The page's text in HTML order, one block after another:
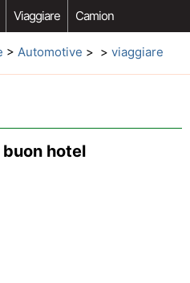
Viaggiare Camion
Car Opzioni Aftermarket
> Automotive > > viaggiare
hotel